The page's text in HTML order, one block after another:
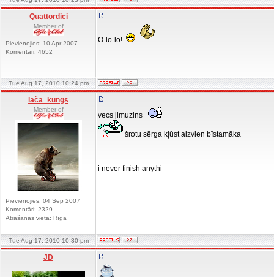
Quattordici
Member of
Pievienojies: 10 Apr 2007
Komentāri: 4652
O-lo-lo!
Tue Aug 17, 2010 10:24 pm
lāča_kungs
Member of
Pievienojies: 04 Sep 2007
Komentāri: 2329
Atrašanās vieta: Rīga
vecs ļimuzins
šrotu sērga kļūst aizvien bīstamāka
i never finish anythi
Tue Aug 17, 2010 10:30 pm
JD